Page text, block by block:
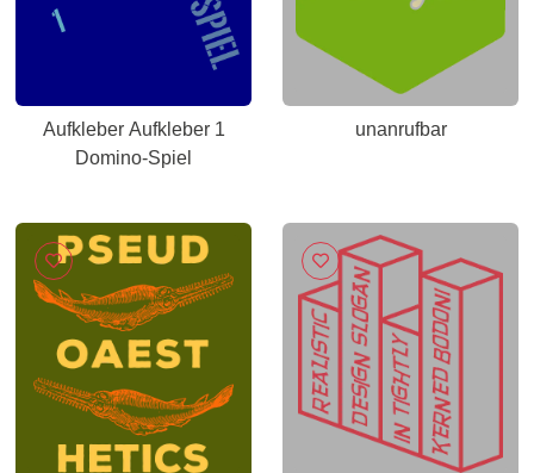
Aufkleber Aufkleber 1
Domino-Spiel
unanrufbar